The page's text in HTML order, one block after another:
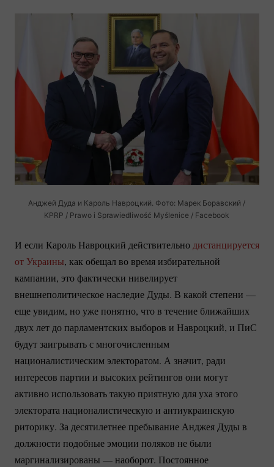
Анджей Дуда и Кароль Навроцкий. Фото: Марек Боравский /
KPRP / Prawo i Sprawiedliwość Myślenice / Facebook
И если Кароль Навроцкий действительнодистанцируется
от Украины, как обещал во время избирательной
кампании, это фактически нивелирует
внешнеполитическое наследие Дуды. В какой степени —
еще увидим, но уже понятно, что в течение ближайших
двух лет до парламентских выборов и Навроцкий, и ПиС
будут заигрывать с многочисленным
националистическим электоратом. А значит, ради
интересов партии и высоких рейтингов они могут
активно использовать такую приятную для уха этого
электората националистическую и антиукраинскую
риторику. За десятилетнее пребывание Анджея Дуды в
должности подобные эмоции поляков не были
маргинализированы — наоборот. Постоянное